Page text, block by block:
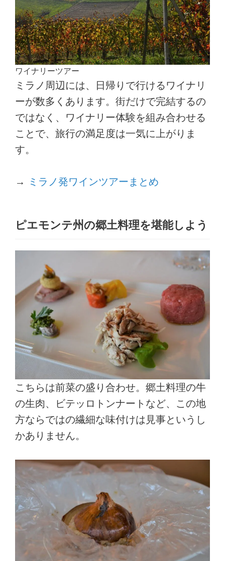
ワイナリーツアー
ミラノ周辺には、日帰りで行けるワイナリ
ーが数多くあります。街だけで完結するの
ではなく、ワイナリー体験を組み合わせる
ことで、旅行の満足度は一気に上がりま
す。
→ ミラノ発ワインツアーまとめ
ピエモンテ州の郷土料理を堪能しよう
こちらは前菜の盛り合わせ。郷土料理の牛
の生肉、ビテッロトンナートなど、この地
方ならではの繊細な味付けは見事というし
かありません。